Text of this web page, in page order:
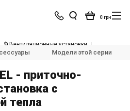
0 грн
🌀Вентиляционные установки
с рекуперацией тепла
Модели этой серии
- приточно-
с
тепла